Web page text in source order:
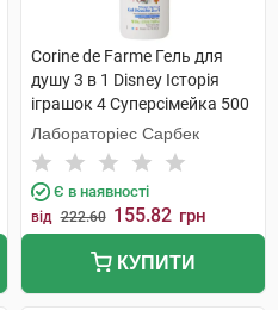
Corine de Farme Гель для
душу 3 в 1 Disney Історія
іграшок 4 Суперсімейка 500
мл 1 флакон
Лабораторіес Сарбек
Є в наявності
від 222.60 155.82 грн
КУПИТИ